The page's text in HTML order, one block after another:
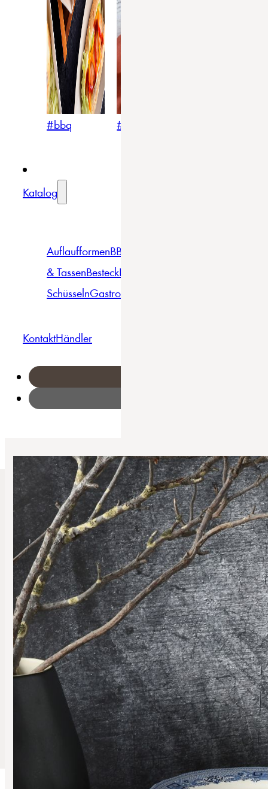
#bbq #blumig
Katalog
AuflaufformenBBQ
& TassenBesteckBowls &
SchüsselnGastro
KontaktHändler